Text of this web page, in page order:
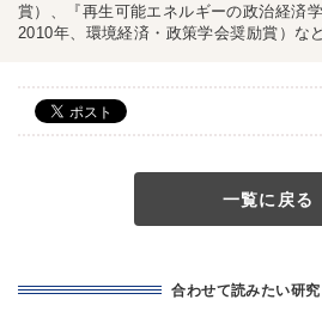
賞）、『再生可能エネルギーの政治経済
2010年、環境経済・政策学会奨励賞）など
一覧に戻る
合わせて読みたい研